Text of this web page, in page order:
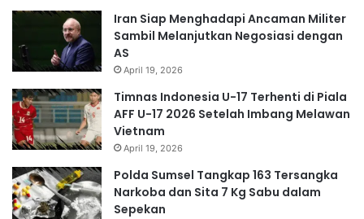
Iran Siap Menghadapi Ancaman Militer
Sambil Melanjutkan Negosiasi dengan
AS
April 19, 2026
Timnas Indonesia U-17 Terhenti di Piala
AFF U-17 2026 Setelah Imbang Melawan
Vietnam
April 19, 2026
Polda Sumsel Tangkap 163 Tersangka
Narkoba dan Sita 7 Kg Sabu dalam
Sepekan